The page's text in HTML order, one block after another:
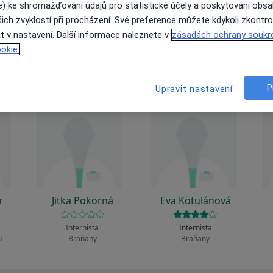
Jitka Pokorná
Internista
Braňany
Eva Kotulánová
Internista
Braňany
ke shromažďování údajů pro statistické účely a poskytování
zvyklostí při procházení. Své preference můžete kdykoli
v nastavení. Další informace naleznete v zásadách ochrany
Upravit nastavení